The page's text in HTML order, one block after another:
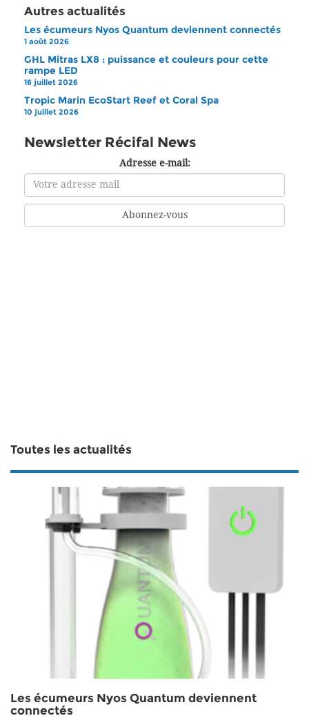
Autres actualités
Les écumeurs Nyos Quantum deviennent connectés
1 août 2026
GHL Mitras LX8 : puissance et couleurs pour cette
rampe LED
16 juillet 2026
Tropic Marin EcoStart Reef et Coral Spa
10 juillet 2026
Newsletter Récifal News
Adresse e-mail:
Toutes les actualités
Les écumeurs Nyos Quantum deviennent
connectés